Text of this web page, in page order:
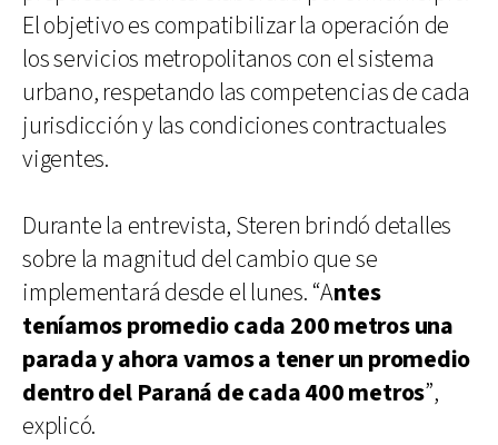
El objetivo es compatibilizar la operación de
los servicios metropolitanos con el sistema
urbano, respetando las competencias de cada
jurisdicción y las condiciones contractuales
vigentes.
Durante la entrevista, Steren brindó detalles
sobre la magnitud del cambio que se
implementará desde el lunes. “Antes
teníamos promedio cada 200 metros una
parada y ahora vamos a tener un promedio
dentro del Paraná de cada 400 metros”,
explicó.